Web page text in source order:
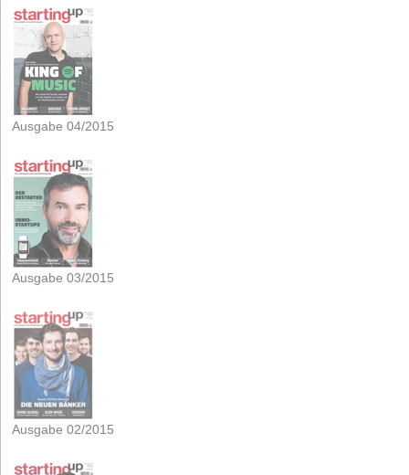
Ausgabe 04/2015
Ausgabe 03/2015
Ausgabe 02/2015